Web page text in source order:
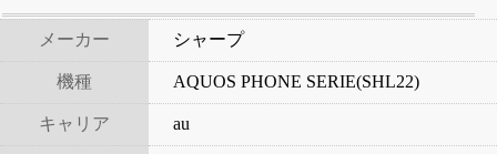
メーカー シャープ
機種 AQUOS PHONE SERIE(SHL22)
キャリア au